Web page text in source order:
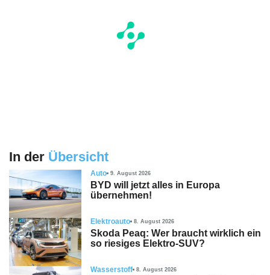
In der Übersicht
Auto 9. August 2026
BYD will jetzt alles in Europa
übernehmen!
Elektroauto 8. August 2026
Skoda Peaq: Wer braucht wirklich ein
so riesiges Elektro-SUV?
Wasserstoff 8. August 2026